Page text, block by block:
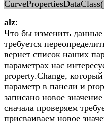
alz:
Что бы изменить
требуется
вернет список наших
параметрах нас
property.Change,
параметр в панели и
записано новое
сначала проверяем
присваиваем новое